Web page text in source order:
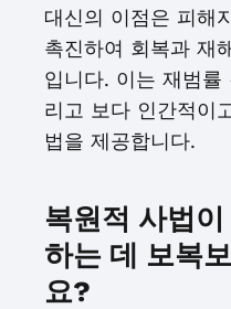
대신의 이점은 피해
촉진하여 회복과 재
입니다. 이는 재범률
리고 보다 인간적이
법을 제공합니다.
복원적 사법
하는 데 보복
요?